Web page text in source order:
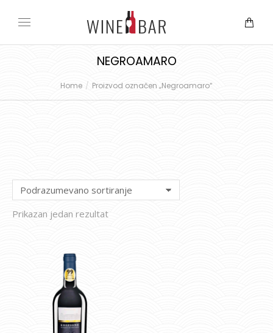
NEGROAMARO
You are here:
Home Proizvod označen „Negroamaro“
Prikazan jedan rezultat